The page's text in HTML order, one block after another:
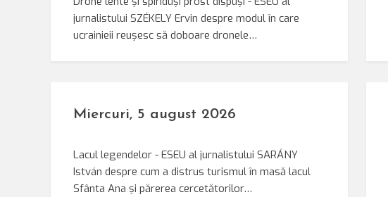
jurnalistului SZÉKELY Ervin despre modul în care
ucrainieii reușesc să doboare dronele…
Miercuri, 5 august 2026
Lacul legendelor - ESEU al jurnalistului SARÁNY
István despre cum a distrus turismul în masă lacul
Sfânta Ana și părerea cercetătorilor…